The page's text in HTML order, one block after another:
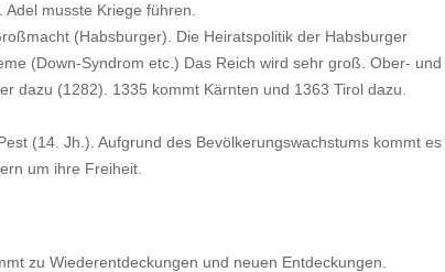
musste Kriege führen.
(Habsburger). Die Heiratspolitik der Habsburger
(Down-Syndrom etc.) Das Reich wird sehr groß. Ober- und
dazu (1282). 1335 kommt Kärnten und 1363 Tirol dazu.
(14. Jh.). Aufgrund des Bevölkerungswachstums kommt es
um ihre Freiheit.
zu Wiederentdeckungen und neuen Entdeckungen.